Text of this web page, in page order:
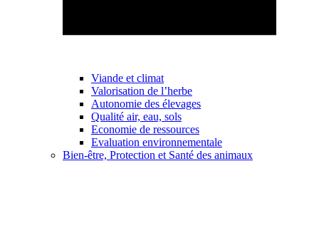
Viande et climat
Valorisation de l’herbe
Autonomie des élevages
Qualité air, eau, sols
Economie de ressources
Evaluation environnementale
Bien-être, Protection et Santé des animaux